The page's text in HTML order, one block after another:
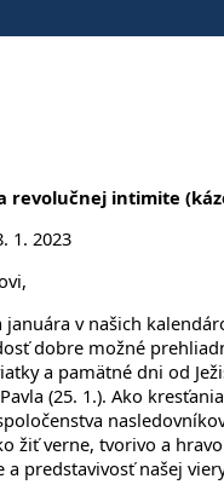
revolučnej intimite
1. 2023
januára v našich
dobre možné
a pamätné dni od
(25. 1.). Ako
žiť verne, tvorivo a
predstavivosť našej